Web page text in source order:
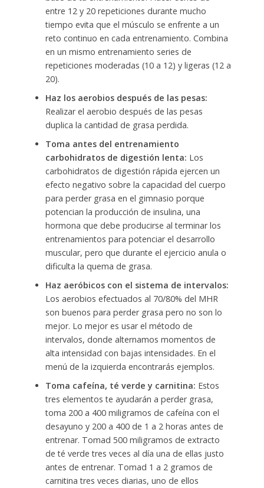
entre 12 y 20 repeticiones durante mucho
tiempo evita que el músculo se enfrente a un
reto continuo en cada entrenamiento. Combina
en un mismo entrenamiento series de
repeticiones moderadas (10 a 12) y ligeras (12 a
20).
Haz los aerobios después de las pesas:
Realizar el aerobio después de las pesas
duplica la cantidad de grasa perdida.
Toma antes del entrenamiento
carbohidratos de digestión lenta: Los
carbohidratos de digestión rápida ejercen un
efecto negativo sobre la capacidad del cuerpo
para perder grasa en el gimnasio porque
potencian la producción de insulina, una
hormona que debe producirse al terminar los
entrenamientos para potenciar el desarrollo
muscular, pero que durante el ejercicio anula o
dificulta la quema de grasa.
Haz aeróbicos con el sistema de intervalos:
Los aerobios efectuados al 70/80% del MHR
son buenos para perder grasa pero no son lo
mejor. Lo mejor es usar el método de
intervalos, donde alternamos momentos de
alta intensidad con bajas intensidades. En el
menú de la izquierda encontrarás ejemplos.
Toma cafeína, té verde y carnitina: Estos
tres elementos te ayudarán a perder grasa,
toma 200 a 400 miligramos de cafeína con el
desayuno y 200 a 400 de 1 a 2 horas antes de
entrenar. Tomad 500 miligramos de extracto
de té verde tres veces al día una de ellas justo
antes de entrenar. Tomad 1 a 2 gramos de
carnitina tres veces diarias, uno de ellos